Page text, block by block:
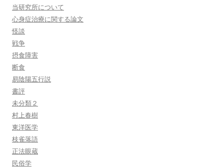
当研究所について
心身症治療に関する論文
怪談
戦争
摂食障害
断食
易陰陽五行説
書評
未分類２
村上春樹
東洋医学
枝雀落語
正法眼蔵
民俗学